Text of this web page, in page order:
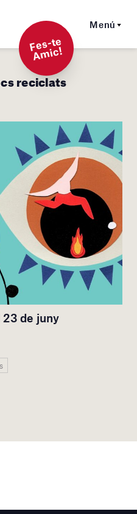
Menú
F
es-t
e
A
mi
c!
reciclats
23 de juny